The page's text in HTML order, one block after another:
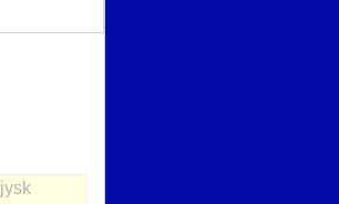
jysk